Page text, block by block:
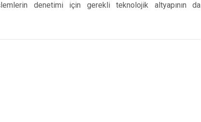
denetimi için gerekli teknolojik altyapının da